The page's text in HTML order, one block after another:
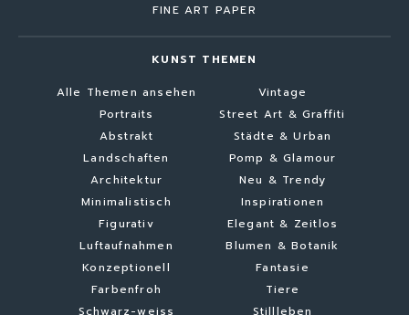
FINE ART PAPER
KUNST THEMEN
Alle Themen ansehen
Portraits
Abstrakt
Landschaften
Architektur
Minimalistisch
Figurativ
Luftaufnahmen
Konzeptionell
Farbenfroh
Schwarz-weiss
Vintage
Street Art & Graffiti
Städte & Urban
Pomp & Glamour
Neu & Trendy
Inspirationen
Elegant & Zeitlos
Blumen & Botanik
Fantasie
Tiere
Stillleben